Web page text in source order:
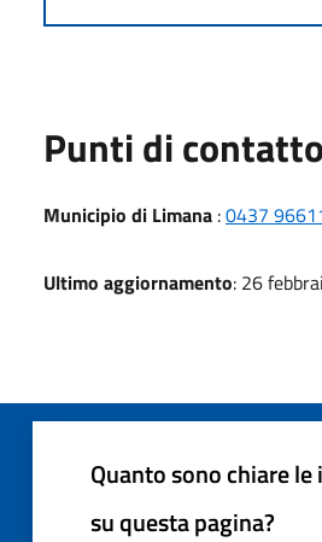
Punti di contatto
Municipio di Limana :0437
Ultimo aggiornamento: 26
Quanto sono chiare
su questa pagina?